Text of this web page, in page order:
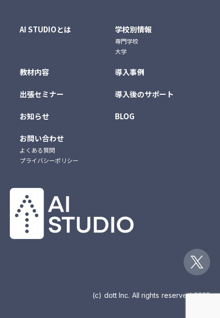
AI STUDIOとは 学校別情報
専門学校
大学
教材内容 導入事例
出張セミナー 導入後のサポート
お知らせ BLOG
お問い合わせ
よくある質問
プライバシーポリシー
(c) dott Inc. All rights reserved 2025